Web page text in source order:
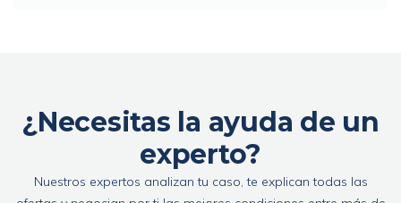
¿Necesitas la ayuda de un
experto?
Nuestros expertos analizan tu caso, te explican todas las